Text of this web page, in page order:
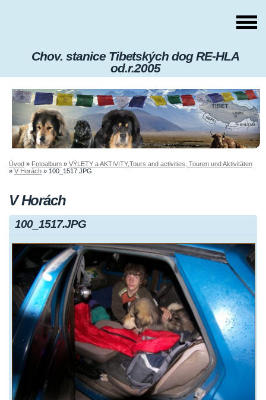
Chov. stanice Tibetských dog RE-HLA
od.r.2005
Úvod » Fotoalbum » VÝLETY a AKTIVITY,Tours and activities, Touren und Aktivitäten
» V Horách » 100_1517.JPG
V Horách
100_1517.JPG